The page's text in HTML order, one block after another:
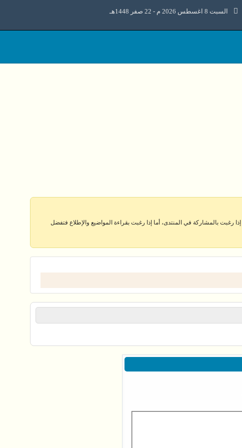
السبت 8 اغسطس 2026 م - 22 صفر 1448هـ
إذا رغبت بالمشاركة في المنتدى، أما إذا رغبت بقراءة المواضيع والإطلاع فتفضل